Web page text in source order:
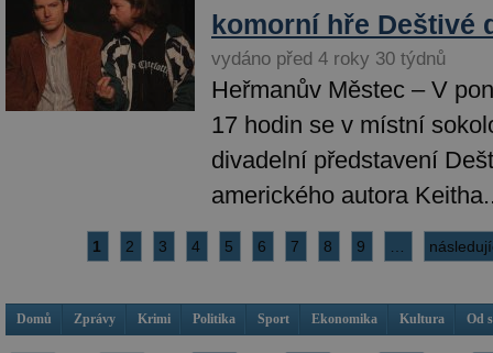
komorní hře Deštivé
vydáno před 4 roky 30 týdnů
Heřmanův Městec – V
17 hodin se v místní
divadelní představení
amerického autora
1 2 3 4 5 6 7 8 9
Domů Zprávy Krimi Politika Sport Ekonomika Kultura Od